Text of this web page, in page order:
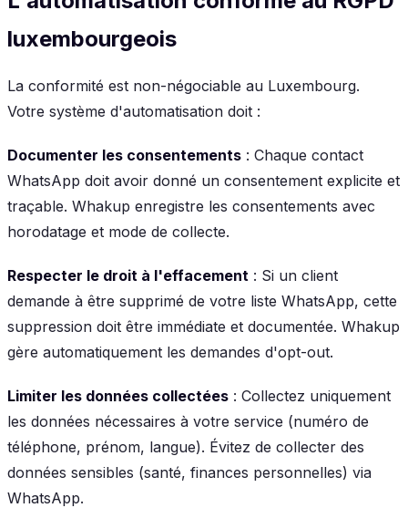
luxembourgeois
La conformité est non-négociable au Luxembourg.
Votre système d'automatisation doit :
Documenter les consentements : Chaque contact
WhatsApp doit avoir donné un consentement explicite et
traçable. Whakup enregistre les consentements avec
horodatage et mode de collecte.
Respecter le droit à l'effacement : Si un client
demande à être supprimé de votre liste WhatsApp, cette
suppression doit être immédiate et documentée. Whakup
gère automatiquement les demandes d'opt-out.
Limiter les données collectées : Collectez uniquement
les données nécessaires à votre service (numéro de
téléphone, prénom, langue). Évitez de collecter des
données sensibles (santé, finances personnelles) via
WhatsApp.